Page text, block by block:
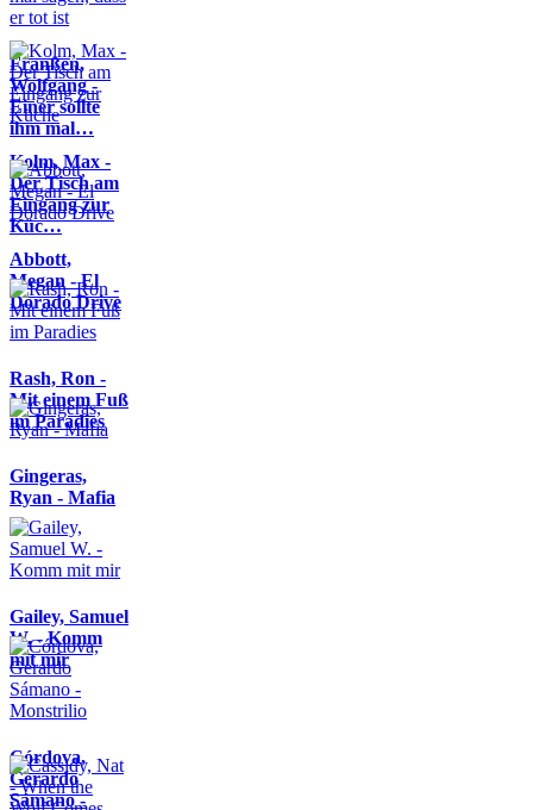
Franßen,
Wolfgang -
Einer sollte
ihm mal…
Kolm, Max -
Der Tisch am
Eingang zur
Küc…
Abbott,
Megan - El
Dorado Drive
Rash, Ron -
Mit einem Fuß
im Paradies
Gingeras,
Ryan - Mafia
Gailey, Samuel
W. - Komm
mit mir
Córdova,
Gerardo
Sámano -